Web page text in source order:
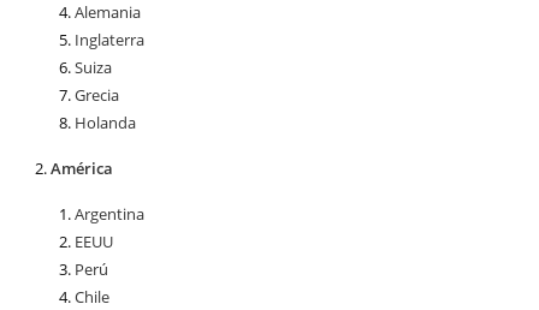
Alemania
Inglaterra
Suiza
Grecia
Holanda
América
Argentina
EEUU
Perú
Chile